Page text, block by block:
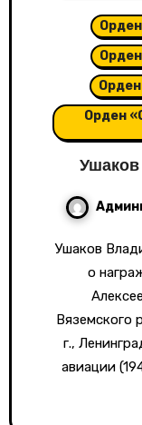
Орден
Ушаков Владимир Алексеевич- «База данных
о
Вяземского
г.,
авиации